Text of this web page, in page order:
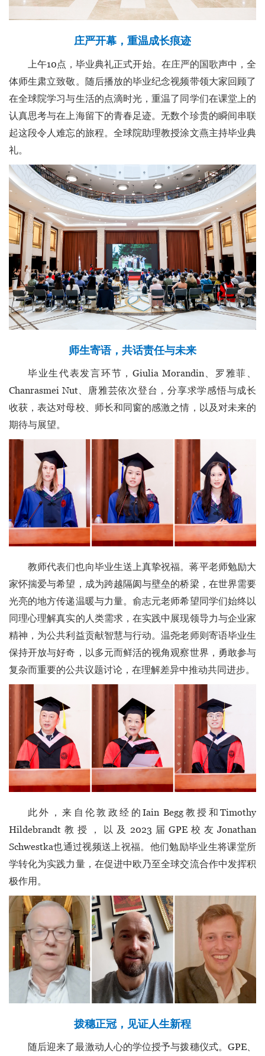
庄严开幕，重温成长痕迹
上午10点，毕业典礼正式开始。在庄严的国歌声中，全
体师生肃立致敬。随后播放的毕业纪念视频带领大家回顾了
在全球院学习与生活的点滴时光，重温了同学们在课堂上的
认真思考与在上海留下的青春足迹。无数个珍贵的瞬间串联
起这段令人难忘的旅程。全球院助理教授涂文燕主持毕业典
礼。
师生寄语，共话责任与未来
毕业生代表发言环节，Giulia Morandin、罗雅菲、
Chanrasmei Nut、唐雅芸依次登台，分享求学感悟与成长
收获，表达对母校、师长和同窗的感激之情，以及对未来的
期待与展望。
教师代表们也向毕业生送上真挚祝福。蒋平老师勉励大
家怀揣爱与希望，成为跨越隔阂与壁垒的桥梁，在世界需要
光亮的地方传递温暖与力量。俞志元老师希望同学们始终以
同理心理解真实的人类需求，在实践中展现领导力与企业家
精神，为公共利益贡献智慧与行动。温尧老师则寄语毕业生
保持开放与好奇，以多元而鲜活的视角观察世界，勇敢参与
复杂而重要的公共议题讨论，在理解差异中推动共同进步。
此外，来自伦敦政经的Iain Begg教授和Timothy
Hildebrandt教授，以及2023届GPE校友Jonathan
Schwestka也通过视频送上祝福。他们勉励毕业生将课堂所
学转化为实践力量，在促进中欧乃至全球交流合作中发挥积
极作用。
拨穗正冠，见证人生新程
随后迎来了最激动人心的学位授予与拨穗仪式。GPE、